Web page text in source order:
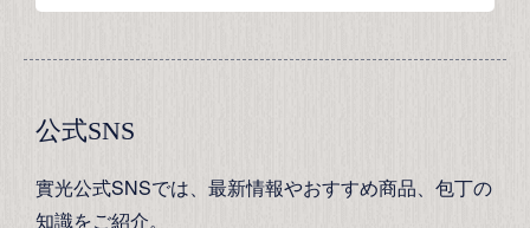
公式SNS
實光公式SNSでは、最新情報やおすすめ商品、包丁の
知識をご紹介。